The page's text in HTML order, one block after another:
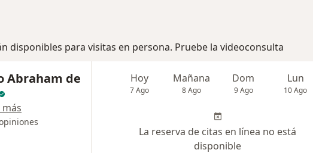
disponibles para visitas en persona. Pruebe la videoconsulta
Abraham de
Hoy
7 Ago
Mañana
8 Ago
Dom
9 Ago
Lun
10 Ago
La reserva de citas en línea no está
disponible